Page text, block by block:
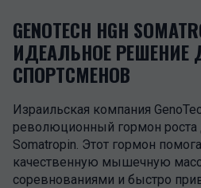
GENOTECH HGH
ИДЕАЛЬНОЕ РЕШЕНИЕ
СПОРТСМЕНОВ
Израильская компания
революционный гормон роста
Somatropin. Этот гормон
качественную мышечную
соревнованиями и быстро